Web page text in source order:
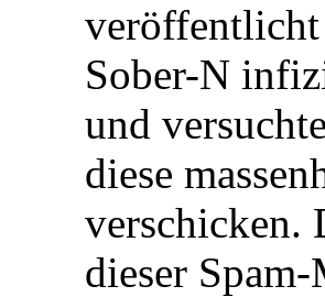
Sober-N
und
diese
verschicken.
dieser